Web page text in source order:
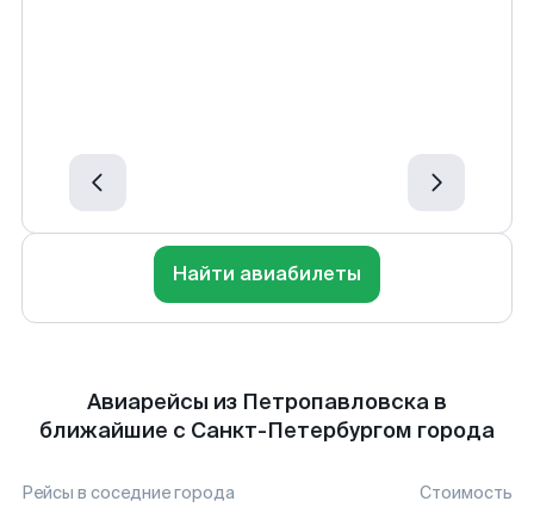
Найти авиабилеты
Авиарейсы из Петропавловска в
ближайшие с Санкт-Петербургом города
Рейсы в соседние города Стоимость